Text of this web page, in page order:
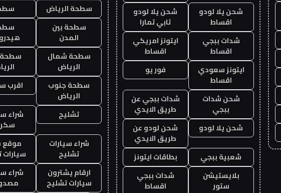
شحن يلا لودو
اقساط
شحن يلا لودو
تابي تمارا
شدات ببجي
اقساط
ايتونز امريكي
اقساط
ايتونز سعودي
اقساط
فور يو
شحن شدات
ببجي
شدات ببجي عن
طريق الايدي
شحن يلا لودو
شحن لودو عن
طريق الايدي
شعبية ببجي
بطاقات ايتونز
بلايستيشن
ستور
شدات ببجي
اقساط
سطحة الرياض
سطحة بين
المدن
سطحة شمال
الرياض
سطحة جنوب
الرياض
اقرب
تشليح
شراء
شراء سيارات
تشليح
موقع
ارقام يشترون
سيارات تشليح
شراء